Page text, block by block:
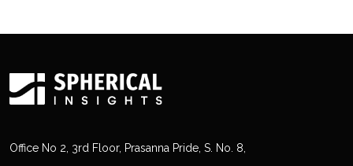
Office No 2, 3rd Floor, Prasanna Pride, S. No. 8,